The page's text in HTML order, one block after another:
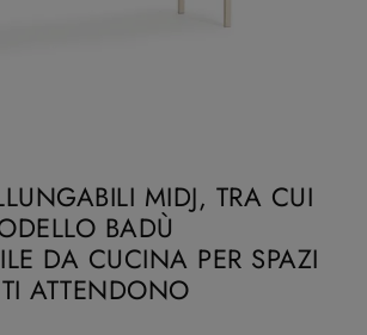
MIDJ, TRA CUI
BADÙ
DA CUCINA PER SPAZI
ATTENDONO